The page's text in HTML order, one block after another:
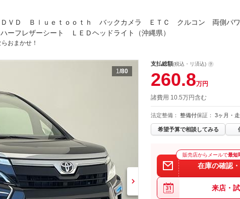
Ｄ Ｂｌｕｅｔｏｏｔｈ バックカメラ ＥＴＣ クルコン 両側パ
フレザーシート ＬＥＤヘッドライト（沖縄県）
おまかせ！
1/80
支払総額(税込・リ済込)
260.8万円
諸費用 10.5万円含む
法定整備： 整備付保証： 3ヶ月・
希望予算で相談してみる
販売店からメールで最短
在庫の確認
来店・